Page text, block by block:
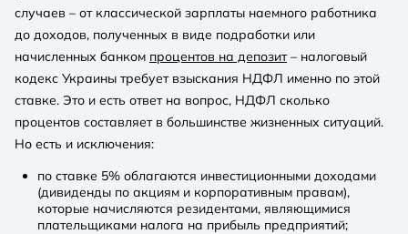
случаев – от классической зарплаты наемного работника
до доходов, полученных в виде подработки или
начисленных банком процентов на депозит– налоговый
кодекс Украины требует взыскания НДФЛ именно по этой
ставке. Это и есть ответ на вопрос, НДФЛ сколько
процентов составляет в большинстве жизненных ситуаций.
Но есть и исключения:
по ставке 5% облагаются инвестиционными доходами
(дивиденды по акциям и корпоративным правам),
которые начисляются резидентами, являющимися
плательщиками налога на прибыль предприятий;